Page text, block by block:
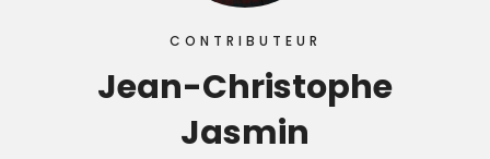
CONTRIBUTEUR
Jean-Christophe
Jasmin